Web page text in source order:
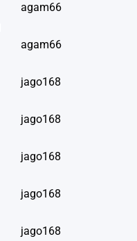
agam66
agam66
jago168
jago168
jago168
jago168
jago168